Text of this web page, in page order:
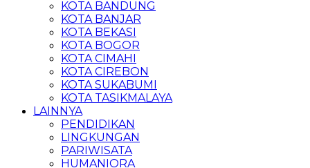
KOTA BANDUNG
KOTA BANJAR
KOTA BEKASI
KOTA BOGOR
KOTA CIMAHI
KOTA CIREBON
KOTA SUKABUMI
KOTA TASIKMALAYA
LAINNYA
PENDIDIKAN
LINGKUNGAN
PARIWISATA
HUMANIORA